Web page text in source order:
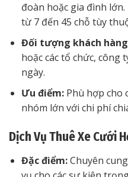
đoàn hoặc gia đình
từ 7 đến 45 chỗ tùy
Đối tượng khách
hoặc các tổ chức, công
ngày.
Ưu điểm:Phù hợp cho
nhóm lớn với chi phí
Dịch Vụ Thuê Xe Cưới
Đặc điểm:Chuyên